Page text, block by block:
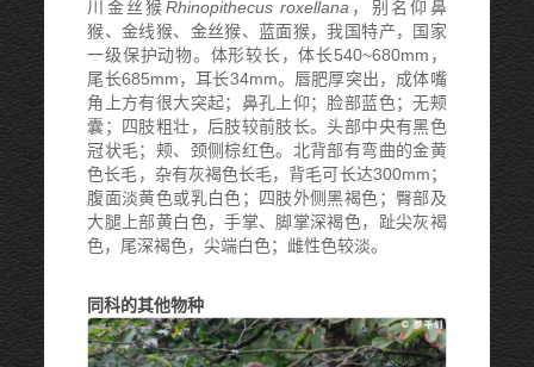
川金丝猴Rhinopithecus roxellana ，别名仰鼻
猴、金线猴、金丝猴、蓝面猴，我国特产，国家
一级保护动物。体形较长，体长540~680mm，
尾长685mm，耳长34mm。唇肥厚突出，成体嘴
角上方有很大突起；鼻孔上仰；脸部蓝色；无颊
囊；四肢粗壮，后肢较前肢长。头部中央有黑色
冠状毛；颊、颈侧棕红色。北背部有弯曲的金黄
色长毛，杂有灰褐色长毛，背毛可长达300mm；
腹面淡黄色或乳白色；四肢外侧黑褐色；臀部及
大腿上部黄白色，手掌、脚掌深褐色，趾尖灰褐
色，尾深褐色，尖端白色；雌性色较淡。
同科的其他物种